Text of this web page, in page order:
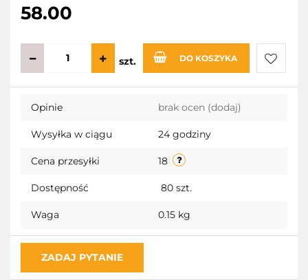
58.00
szt. DO KOSZYKA
Do
Opinie brak ocen (dodaj)
Wysyłka w ciągu 24 godziny
Cena przesyłki 18
Dostępność 80 szt.
Waga 0.15 kg
ZADAJ PYTANIE